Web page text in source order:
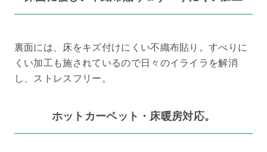
裏面には、床をキズ付けにくい不織布貼り。すべりに
くい加工も施されているので日々のイライラを解消
し、ストレスフリー。
ホットカーペット・床暖房対応。